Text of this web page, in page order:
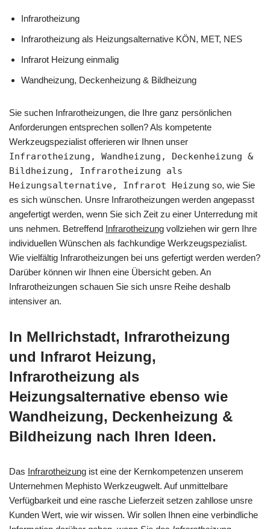
Infrarotheizung
Infrarotheizung als Heizungsalternative KÖN, MET, NES
Infrarot Heizung einmalig
Wandheizung, Deckenheizung & Bildheizung
Sie suchen Infrarotheizungen, die Ihre ganz persönlichen
Anforderungen entsprechen sollen? Als kompetente
Werkzeugspezialist offerieren wir Ihnen unser
Infrarotheizung, Wandheizung, Deckenheizung &
Bildheizung, Infrarotheizung als
Heizungsalternative, Infrarot Heizung so, wie Sie
es sich wünschen. Unsre Infrarotheizungen werden angepasst
angefertigt werden, wenn Sie sich Zeit zu einer Unterredung mit
uns nehmen. Betreffend Infrarotheizung vollziehen wir gern Ihre
individuellen Wünschen als fachkundige Werkzeugspezialist.
Wie vielfältig Infrarotheizungen bei uns gefertigt werden werden?
Darüber können wir Ihnen eine Übersicht geben. An
Infrarotheizungen schauen Sie sich unsre Reihe deshalb
intensiver an.
In Mellrichstadt, Infrarotheizung
und Infrarot Heizung,
Infrarotheizung als
Heizungsalternative ebenso wie
Wandheizung, Deckenheizung &
Bildheizung nach Ihren Ideen.
Das Infrarotheizung ist eine der Kernkompetenzen unserem
Unternehmen Mephisto Werkzeugwelt. Auf unmittelbare
Verfügbarkeit und eine rasche Lieferzeit setzen zahllose unsre
Kunden Wert, wie wir wissen. Wir sollen Ihnen eine verbindliche